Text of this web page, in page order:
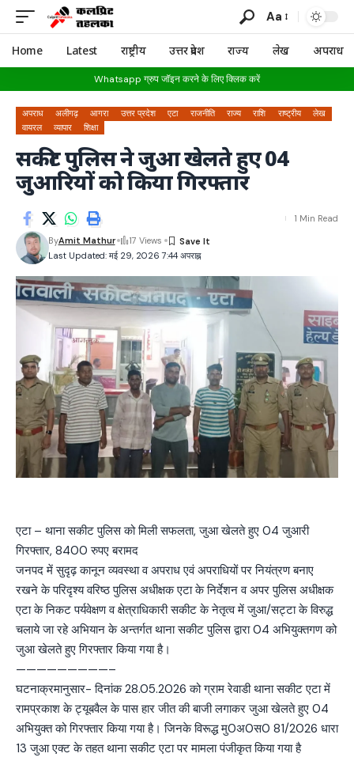
Aa
Home Latest राष्ट्रीय उत्तर प्रदेश राज्य लेख अपराध
Whatsapp ग्रुप जॉइन करने के लिए क्लिक करें
अपराध अलीगढ़ आगरा उत्तर प्रदेश एटा राजनीति राज्य राशि राष्ट्रीय
लेख
वायरल
व्यापार शिक्षा
सकीट पुलिस ने जुआ खेलते हुए 04
जुआरियों को किया गिरफ्तार
Last Updated: मई 29, 2026 7:44 अपराह्न
ByAmit Mathur 17 Views
1 Min Read
एटा – थाना सकीट पुलिस को मिली सफलता, जुआ खेलते हुए 04 जुआरी
गिरफ्तार, 8400 रुपए बरामद
जनपद में सुदृढ़ कानून व्यवस्था व अपराध एवं अपराधियों पर नियंत्रण बनाए
रखने के परिदृश्य वरिष्ठ पुलिस अधीक्षक एटा के निर्देशन व अपर पुलिस अधीक्षक
एटा के निकट पर्यवेक्षण व क्षेत्राधिकारी सकीट के नेतृत्व में जुआ/सट्टा के विरुद्ध
चलाये जा रहे अभियान के अन्तर्गत थाना सकीट पुलिस द्वारा 04 अभियुक्तगण को
जुआ खेलते हुए गिरफ्तार किया गया है।
—————————–
घटनाक्रमानुसार- दिनांक 28.05.2026 को ग्राम रेवाडी थाना सकीट एटा में
रामप्रकाश के ट्यूबवैल के पास हार जीत की बाजी लगाकर जुआ खेलते हुए 04
अभियुक्त को गिरफ्तार किया गया है। जिनके विरूद्ध मु0अ0स0 81/2026 धारा
13 जुआ एक्ट के तहत थाना सकीट एटा पर मामला पंजीकृत किया गया है